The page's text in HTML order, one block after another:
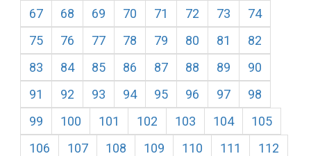
67
68 69 70 71 72 73
74
75
76 77 78 79 80 81
82
83
84 85 86 87 88 89
90
91
92 93 94 95 96 97
98
99
100 101 102 103 104
105
106
107 108 109 110 111
112